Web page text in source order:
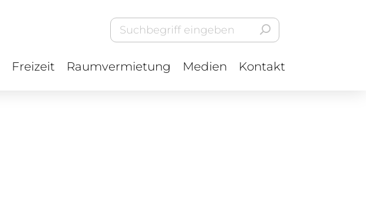
Freizeit Raumvermietung Medien Kontakt